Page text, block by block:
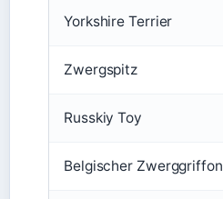
Yorkshire Terrier
Zwergspitz
Russkiy Toy
Belgischer Zwerggriffon